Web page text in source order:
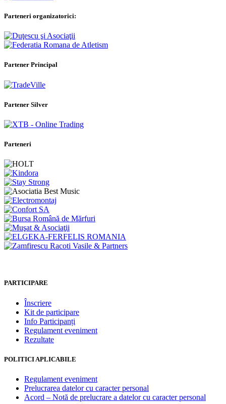
Parteneri organizatorici:
Partener Principal
Partener Silver
Parteneri
PARTICIPARE
Înscriere
Kit de participare
Info Participanți
Regulament eveniment
Rezultate
POLITICI APLICABILE
Regulament eveniment
Prelucrarea datelor cu caracter personal
Acord – Notă de prelucrare a datelor cu caracter personal